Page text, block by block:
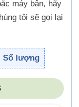
máy bận, hãy
tôi sẽ gọi lại
Số lượng